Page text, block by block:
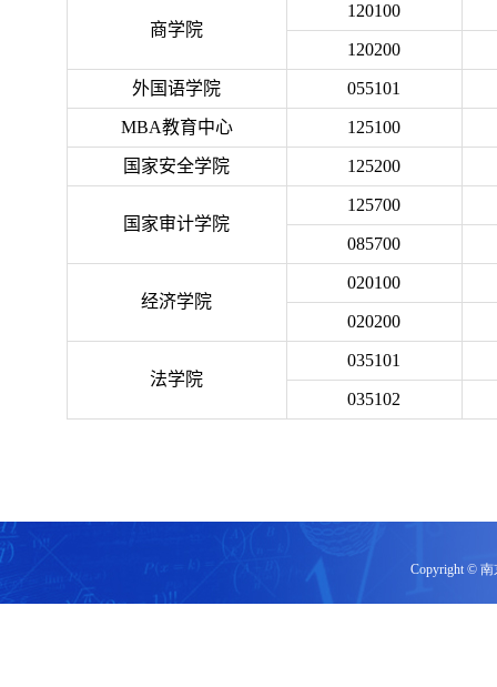
商学院
120100
120200
外国语学院 055101
MBA教育中心 125100
国家安全学院 125200
国家审计学院
125700
085700
经济学院
020100
020200
法学院
035101
035102
Copyright ©